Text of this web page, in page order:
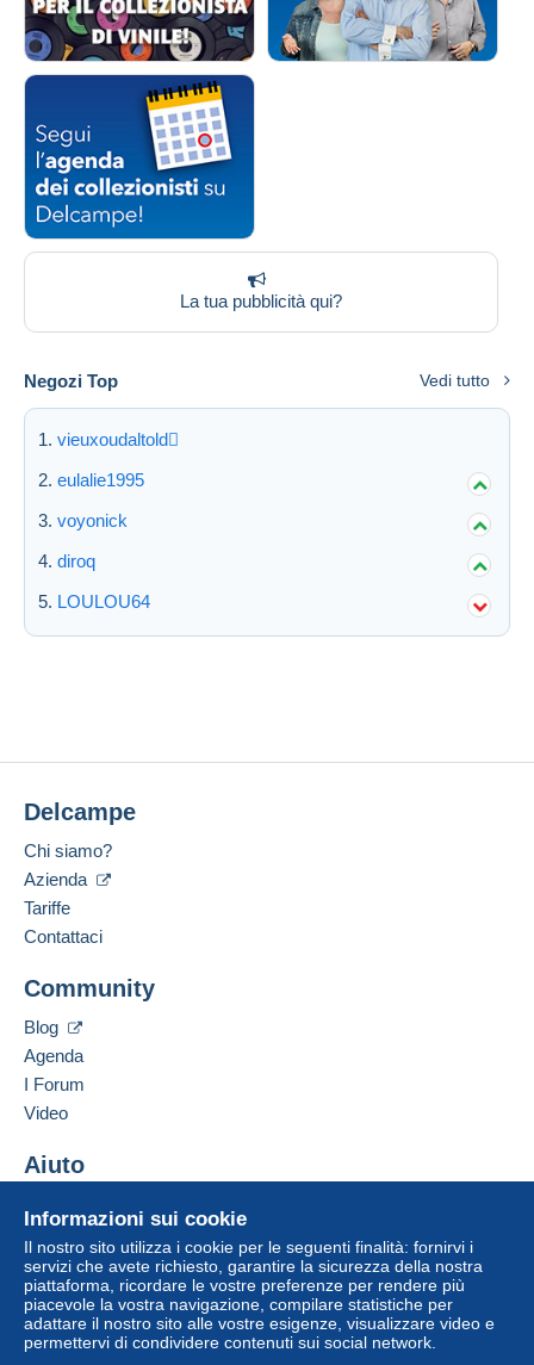
La tua pubblicità qui?
Negozi Top Vedi tutto
vieuxoudaltold
eulalie1995
voyonick
diroq
LOULOU64
Informazioni sui cookie
Il nostro sito utilizza i cookie per le seguenti finalità: fornirvi i
servizi che avete richiesto, garantire la sicurezza della nostra
piattaforma, ricordare le vostre preferenze per rendere più
piacevole la vostra navigazione, compilare statistiche per
adattare il nostro sito alle vostre esigenze, visualizzare video e
permettervi di condividere contenuti sui social network.
Delcampe
Chi siamo?
Azienda
Tariffe
Contattaci
Community
Blog
Agenda
I Forum
Video
Aiuto
Acquistare su Delcampe
Vendere su Delcampe
Un sito sicuro